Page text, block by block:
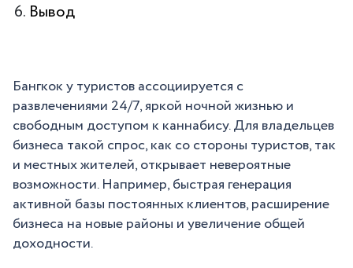
Вывод
Бангкок у туристов ассоциируется с
развлечениями 24/7, яркой ночной жизнью и
свободным доступом к каннабису. Для владельцев
бизнеса такой спрос, как со стороны туристов, так
и местных жителей, открывает невероятные
возможности. Например, быстрая генерация
активной базы постоянных клиентов, расширение
бизнеса на новые районы и увеличение общей
доходности.